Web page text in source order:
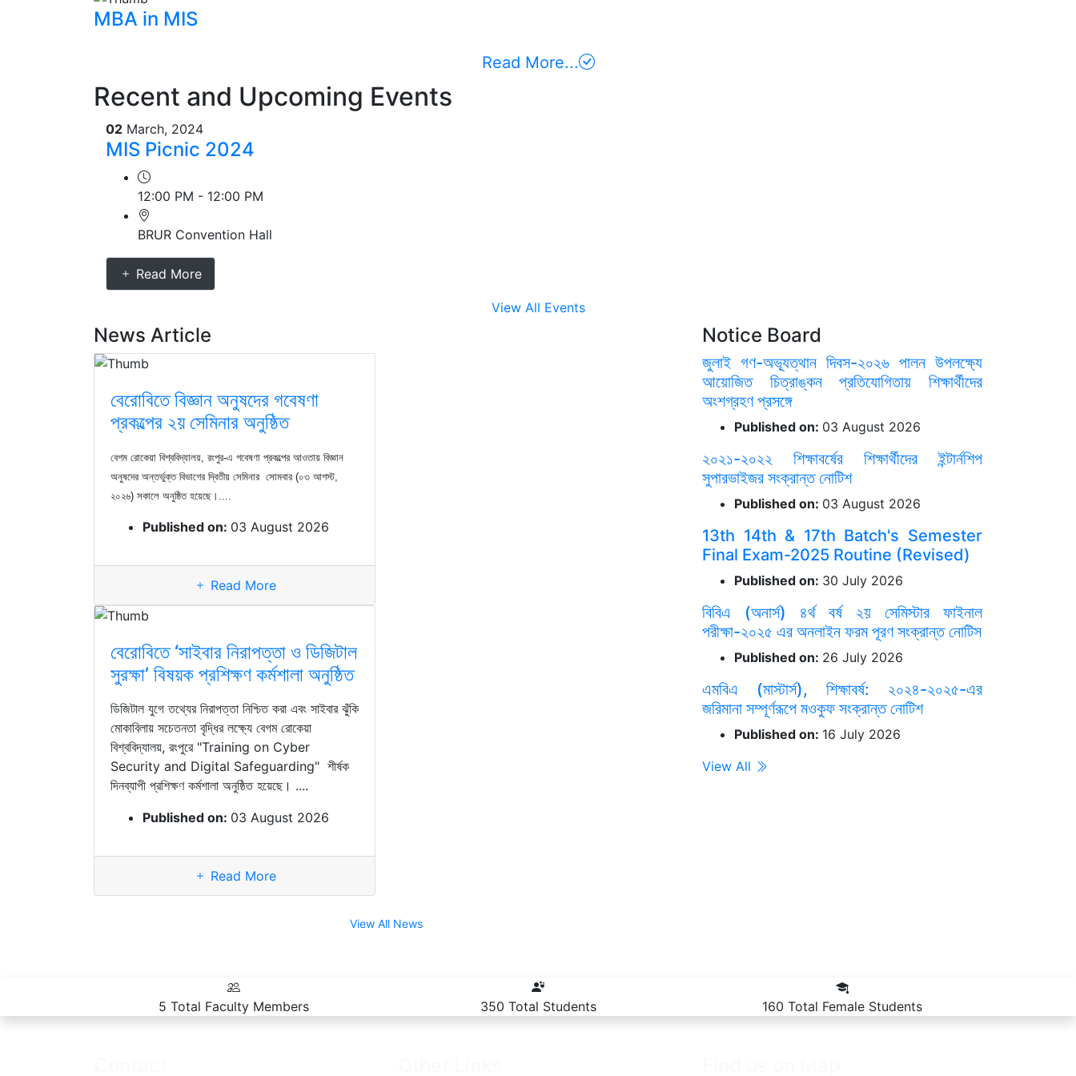
MBA in MIS
Read More...
Recent and Upcoming Events
02 March, 2024
MIS Picnic 2024
12:00 PM - 12:00 PM
BRUR Convention Hall
Read More
View All Events
News Article
বেরোবিতে বিজ্ঞান অনুষদের গবেষণা
প্রকল্পের ২য় সেমিনার অনুষ্ঠিত
বেগম রোকেয়া বিশ্ববিদ্যালয়, রংপুর-এ গবেষণা প্রকল্পের আওতায় বিজ্ঞান
অনুষদের অন্তর্ভুক্ত বিভাগের দ্বিতীয় সেমিনার সোমবার (০৩ আগস্ট,
২০২৬) সকালে অনুষ্ঠিত হয়েছে।....
Published on: 03 August 2026
Read More
বেরোবিতে ‘সাইবার নিরাপত্তা ও ডিজিটাল
সুরক্ষা’ বিষয়ক প্রশিক্ষণ কর্মশালা অনুষ্ঠিত
ডিজিটাল যুগে তথ্যের নিরাপত্তা নিশ্চিত করা এবং সাইবার ঝুঁকি
মোকাবিলায় সচেতনতা বৃদ্ধির লক্ষ্যে বেগম রোকেয়া
বিশ্ববিদ্যালয়, রংপুরে "Training on Cyber
Security and Digital Safeguarding" শীর্ষক
দিনব্যাপী প্রশিক্ষণ কর্মশালা অনুষ্ঠিত হয়েছে। ....
Published on: 03 August 2026
Read More
View All News
Notice Board
জুলাই গণ-অভ্যূত্থান দিবস-২০২৬ পালন উপলক্ষ্যে
আয়োজিত চিত্রাঙ্কন প্রতিযোগিতায় শিক্ষার্থীদের
অংশগ্রহণ প্রসঙ্গে
Published on: 03 August 2026
২০২১-২০২২ শিক্ষাবর্ষের শিক্ষার্থীদের ইন্টার্নশিপ
সুপারভাইজর সংক্রান্ত নোটিশ
Published on: 03 August 2026
13th 14th & 17th Batch's Semester
Final Exam-2025 Routine (Revised)
Published on: 30 July 2026
বিবিএ (অনার্স) ৪র্থ বর্ষ ২য় সেমিস্টার ফাইনাল
পরীক্ষা-২০২৫ এর অনলাইন ফরম পূরণ সংক্রান্ত নোটিস
Published on: 26 July 2026
এমবিএ (মাস্টার্স), শিক্ষাবর্ষ: ২০২৪-২০২৫-এর
জরিমানা সম্পূর্ণরূপে মওকুফ সংক্রান্ত নোটিশ
Published on: 16 July 2026
View All
5 Total Faculty Members 350 Total Students 160 Total Female Students